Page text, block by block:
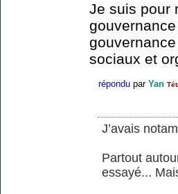
Je suis pour
sociaux et
répondu par Yan
J’avais
Partout
essayé...